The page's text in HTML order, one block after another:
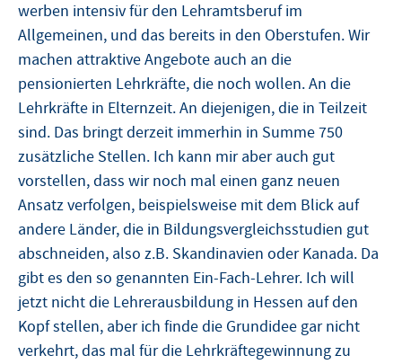
werben intensiv für den Lehramtsberuf im
Allgemeinen, und das bereits in den Oberstufen. Wir
machen attraktive Angebote auch an die
pensionierten Lehrkräfte, die noch wollen. An die
Lehrkräfte in Elternzeit. An diejenigen, die in Teilzeit
sind. Das bringt derzeit immerhin in Summe 750
zusätzliche Stellen. Ich kann mir aber auch gut
vorstellen, dass wir noch mal einen ganz neuen
Ansatz verfolgen, beispielsweise mit dem Blick auf
andere Länder, die in Bildungsvergleichsstudien gut
abschneiden, also z.B. Skandinavien oder Kanada. Da
gibt es den so genannten Ein-Fach-Lehrer. Ich will
jetzt nicht die Lehrerausbildung in Hessen auf den
Kopf stellen, aber ich finde die Grundidee gar nicht
verkehrt, das mal für die Lehrkräftegewinnung zu